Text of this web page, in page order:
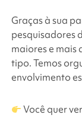
Graças à sua
pesquisadores
maiores e mais
tipo.Temos
envolvimento
Você quer